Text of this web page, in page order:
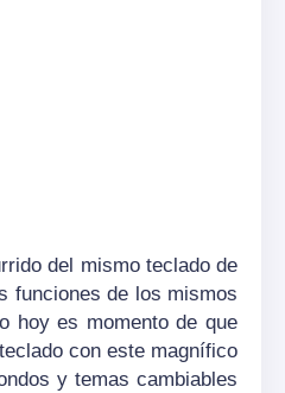
del mismo teclado de
funciones de los mismos
hoy es momento de que
con este magnífico
y temas cambiables